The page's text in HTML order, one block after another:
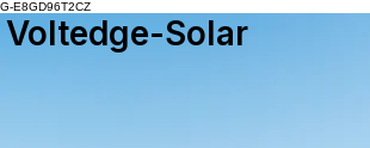
G-E8GD96T2CZ
Voltedge-Solar